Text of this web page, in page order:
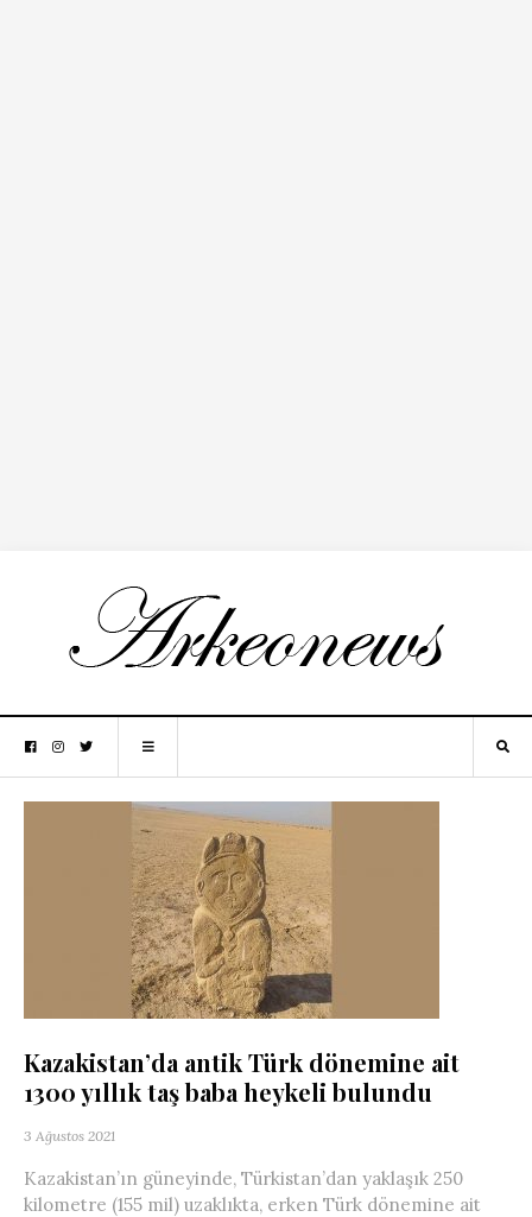
Kazakistan’da antik Türk dönemine ait
1300 yıllık taş baba heykeli bulundu
3 Ağustos 2021
Kazakistan’ın güneyinde, Türkistan’dan yaklaşık 250
kilometre (155 mil) uzaklıkta, erken Türk dönemine ait